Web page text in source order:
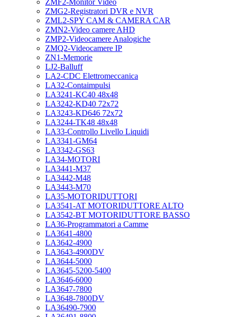
ZMF2-Monitor Video
ZMG2-Registratori DVR e NVR
ZML2-SPY CAM & CAMERA CAR
ZMN2-Video camere AHD
ZMP2-Videocamere Analogiche
ZMQ2-Videocamere IP
ZN1-Memorie
LJ2-Balluff
LA2-CDC Elettromeccanica
LA32-Contaimpulsi
LA3241-KC40 48x48
LA3242-KD40 72x72
LA3243-KD646 72x72
LA3244-TK48 48x48
LA33-Controllo Livello Liquidi
LA3341-GM64
LA3342-GS63
LA34-MOTORI
LA3441-M37
LA3442-M48
LA3443-M70
LA35-MOTORIDUTTORI
LA3541-AT MOTORIDUTTORE ALTO
LA3542-BT MOTORIDUTTORE BASSO
LA36-Programmatori a Camme
LA3641-4800
LA3642-4900
LA3643-4900DV
LA3644-5000
LA3645-5200-5400
LA3646-6000
LA3647-7800
LA3648-7800DV
LA36490-7900